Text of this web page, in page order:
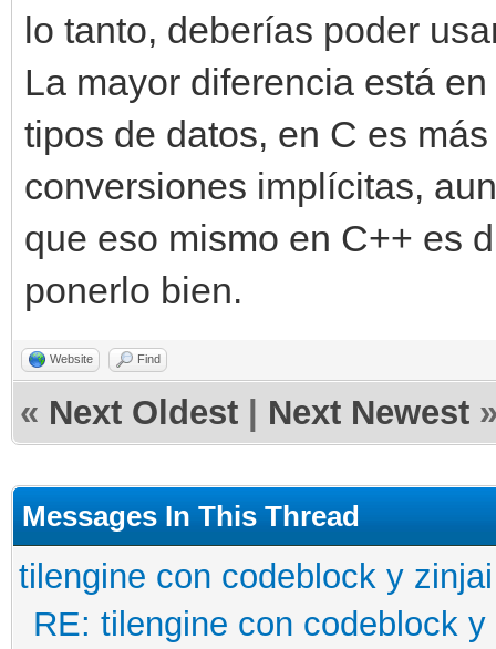
lo tanto, deberías poder
La mayor diferencia está
tipos de datos, en C es
conversiones implícitas,
que eso mismo en C++ es
ponerlo bien.
Website Find
« Next Oldest Next Newest
Messages In This Thread
tilengine con codeblock y zinjai
RE: tilengine con codeblock y